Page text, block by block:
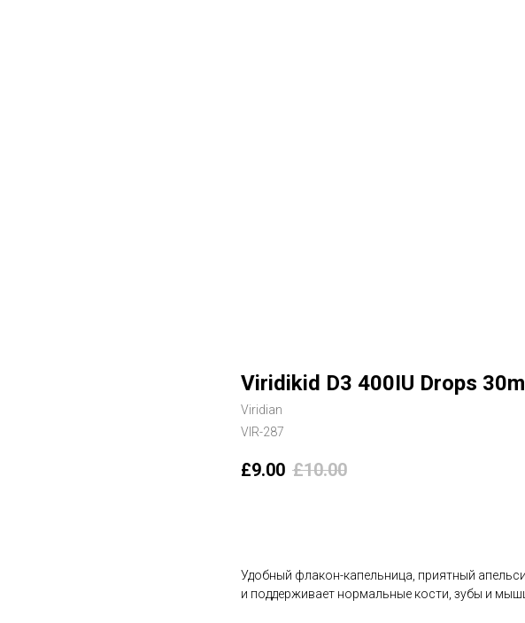
Viridikid D3 400IU Drops 30ml
Viridian
VIR-287
£9.00 £10.00
Удобный флакон-капельница, приятный
и поддерживает нормальные кости, зубы и